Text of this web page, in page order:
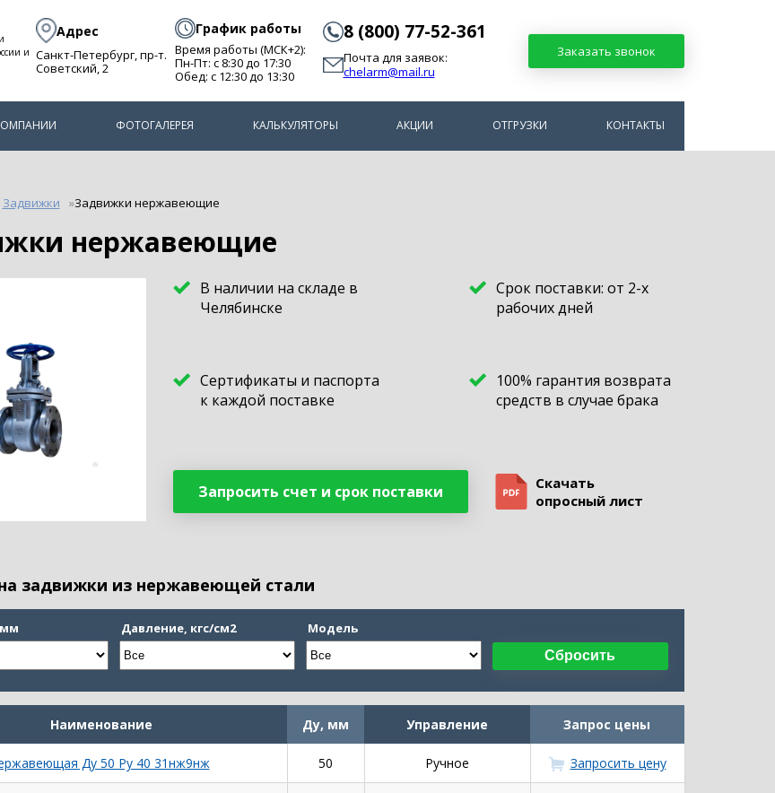
и
Адрес
Санкт-Петербург, пр-т.
Советский, 2
График работы
Время работы (МСК+2):
Пн-Пт: с 8:30 до 17:30
Обед: с 12:30 до 13:30
8 (800) 77-52-361
Почта для заявок:
chelarm@mail.ru
Заказать звонок
ФОТОГАЛЕРЕЯ КАЛЬКУЛЯТОРЫ АКЦИИ ОТГРУЗКИ КОНТАКТЫ
Задвижки Задвижки нержавеющие
нержавеющие
В наличии на складе в
Челябинске
Срок поставки: от 2-х
рабочих дней
Сертификаты и паспорта
к каждой поставке
100% гарантия возврата
средств в случае брака
Запросить счет и срок поставки
Скачать
опросный лист
задвижки из нержавеющей стали
Давление, кгс/см2 Модель
Сбросить
Наименование Ду, мм Управление Запрос цены
Ду 50 Ру 40 31нж9нж 50 Ручное Запросить цену